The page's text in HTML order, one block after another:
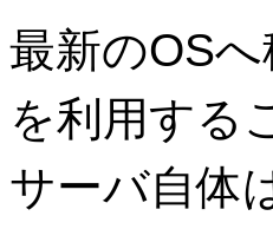
最新のOS
を利用する
サーバ自体